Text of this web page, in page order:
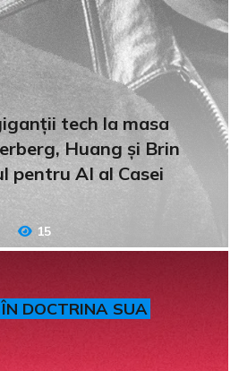
tech la masa
Huang și Brin
pentru AI al Casei
15
DOCTRINA SUA